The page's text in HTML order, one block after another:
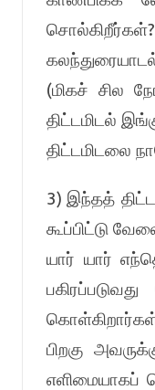
சொல்கிறீர்கள்
(மிகச் சில
திட்டமிடல்
திட்டமிடலை
3) இந்தத்
கூப்பிட்டு
யார் யார்
பிறகு
எளிமையாகப்